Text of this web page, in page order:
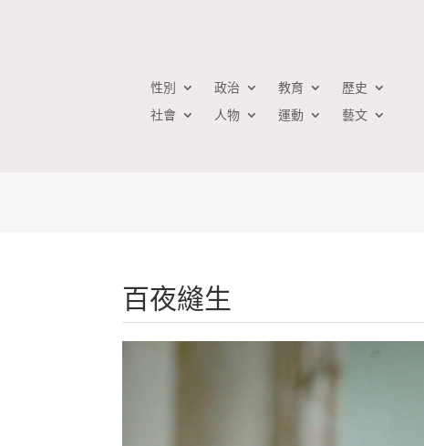
性別 政治 教育
歷史
社會
人物 運動 藝文
百夜縫生